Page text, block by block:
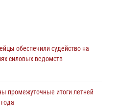
провел военно-полевые
воров в Челябинске
задержали
обеспечили судейство на
силовых ведомств
промежуточные итоги летней